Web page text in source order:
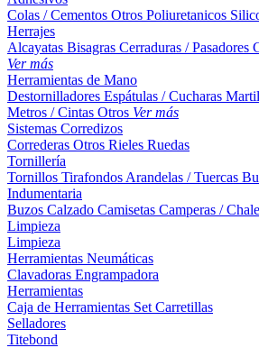
Colas / Cementos Otros Poliuretanicos
Herrajes
Alcayatas Bisagras Cerraduras / Pasadores
Ver más
Herramientas de Mano
Destornilladores Espátulas / Cucharas
Metros / Cintas Otros Ver más
Sistemas Corredizos
Correderas Otros Rieles Ruedas
Tornillería
Tornillos Tirafondos Arandelas / Tuercas
Indumentaria
Buzos Calzado Camisetas Camperas /
Limpieza
Limpieza
Herramientas Neumáticas
Clavadoras Engrampadora
Herramientas
Caja de Herramientas Set Carretillas
Selladores
Titebond